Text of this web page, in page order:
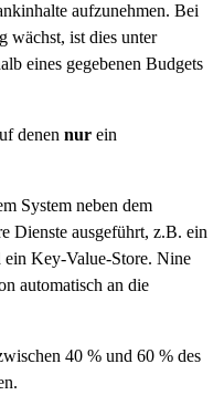
aufzunehmen. Bei
wächst, ist dies unter
eines gegebenen Budgets
denen nur ein
System neben dem
Dienste ausgeführt, z.B. ein
ein Key-Value-Store. Nine
automatisch an die
40 % und 60 % des